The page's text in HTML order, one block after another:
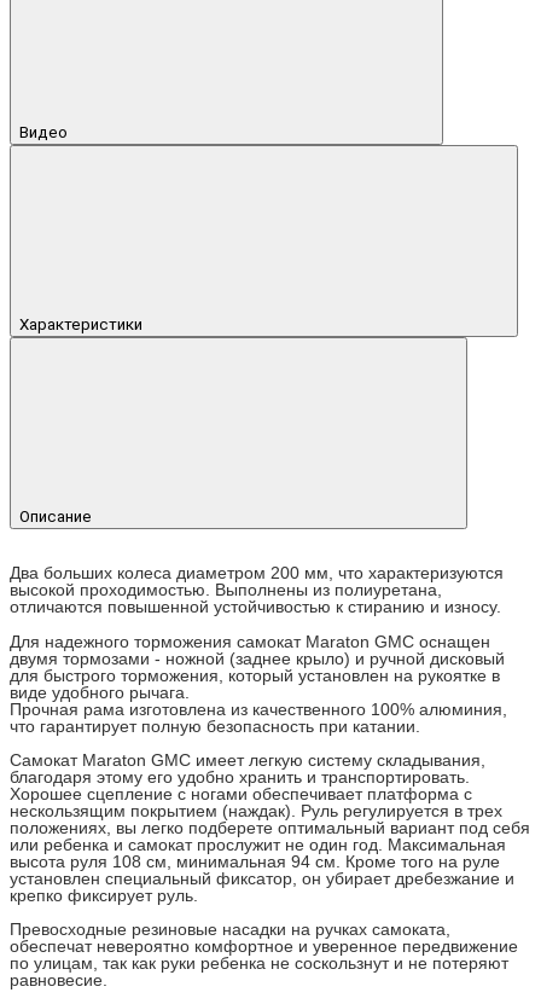
Видео
Характеристики
Описание
Два больших колеса диаметром 200 мм, что характеризуются
высокой проходимостью. Выполнены из полиуретана,
отличаются повышенной устойчивостью к стиранию и износу.
Для надежного торможения самокат Maraton GMC оснащен
двумя тормозами - ножной (заднее крыло) и ручной дисковый
для быстрого торможения, который установлен на рукоятке в
виде удобного рычага.
Прочная рама изготовлена из качественного 100% алюминия,
что гарантирует полную безопасность при катании.
Самокат Maraton GMC имеет легкую систему складывания,
благодаря этому его удобно хранить и транспортировать.
Хорошее сцепление с ногами обеспечивает платформа с
нескользящим покрытием (наждак). Руль регулируется в трех
положениях, вы легко подберете оптимальный вариант под себя
или ребенка и самокат прослужит не один год. Максимальная
высота руля 108 см, минимальная 94 см. Кроме того на руле
установлен специальный фиксатор, он убирает дребезжание и
крепко фиксирует руль.
Превосходные резиновые насадки на ручках самоката,
обеспечат невероятно комфортное и уверенное передвижение
по улицам, так как руки ребенка не соскользнут и не потеряют
равновесие.